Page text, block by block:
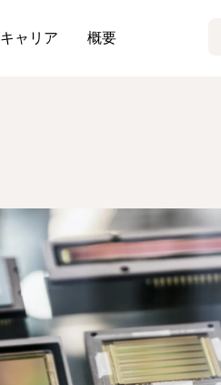
キャリア 概要